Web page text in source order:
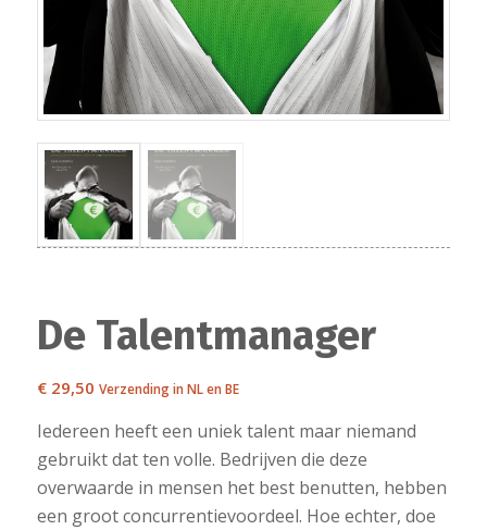
De Talentmanager
€29,50 Verzending in NL en BE
Iedereen heeft een uniek talent maar niemand
gebruikt dat ten volle. Bedrijven die deze
overwaarde in mensen het best benutten, hebben
een groot concurrentievoordeel. Hoe echter, doe